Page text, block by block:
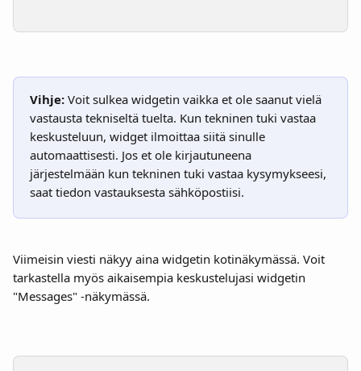
Vihje: Voit sulkea widgetin vaikka et ole saanut vielä
vastausta tekniseltä tuelta. Kun tekninen tuki vastaa
keskusteluun, widget ilmoittaa siitä sinulle
automaattisesti. Jos et ole kirjautuneena
järjestelmään kun tekninen tuki vastaa kysymykseesi,
saat tiedon vastauksesta sähköpostiisi.
Viimeisin viesti näkyy aina widgetin kotinäkymässä. Voit
tarkastella myös aikaisempia keskustelujasi widgetin
"Messages" -näkymässä.